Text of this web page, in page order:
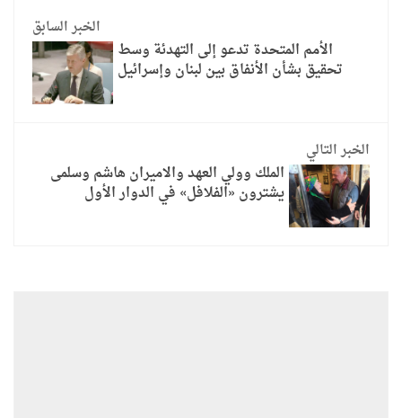
الخبر السابق
الأمم المتحدة تدعو إلى التهدئة وسط
تحقيق بشأن الأنفاق بين لبنان وإسرائيل
الخبر التالي
الملك وولي العهد والاميران هاشم وسلمى
يشترون «الفلافل» في الدوار الأول